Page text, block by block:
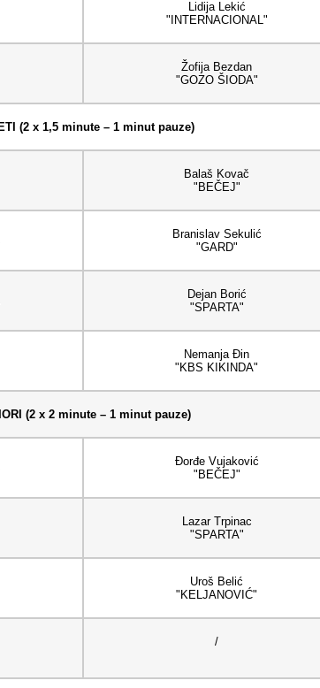
Lidija Lekić
"INTERNACIONAL"
Žofija Bezdan
"GOZO ŠIODA"
(2 x 1,5 minute – 1 minut pauze)
Balaš Kovač
"BEČEJ"
Branislav Sekulić
"GARD"
Dejan Borić
"SPARTA"
Nemanja Đin
"KBS KIKINDA"
(2 x 2 minute – 1 minut pauze)
Đorđe Vujaković
"BEČEJ"
Lazar Trpinac
"SPARTA"
Uroš Belić
"KELJANOVIĆ"
/